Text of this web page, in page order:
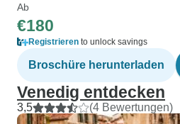
Ab
€180
Registrieren to unlock savings
Broschüre herunterladen
Venedig entdecken
3,5 (4 Bewertungen)